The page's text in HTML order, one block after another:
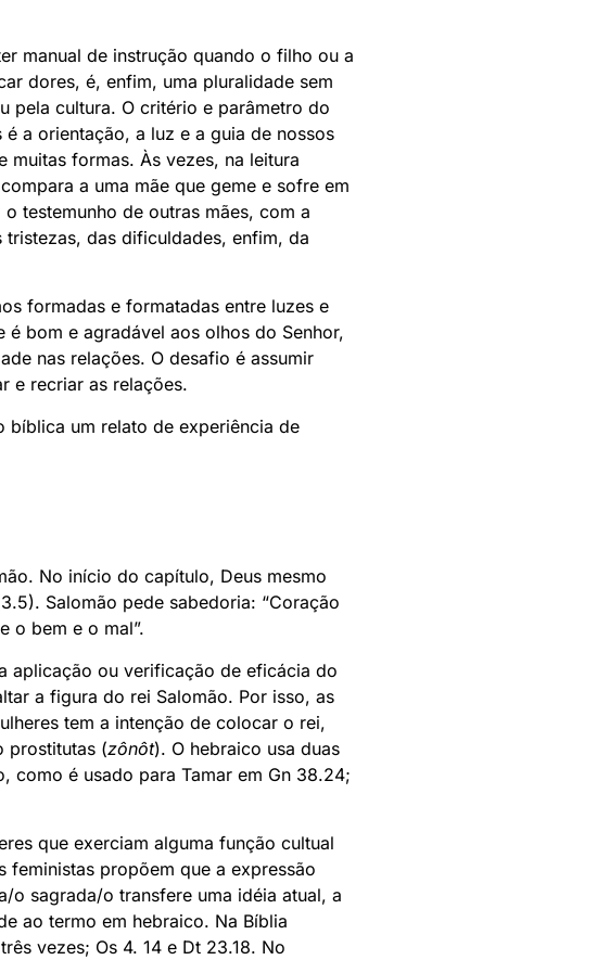
manual de instrução quando o filho ou a
dores, é, enfim, uma pluralidade sem
pela cultura. O critério e parâmetro do
a orientação, a luz e a guia de nossos
muitas formas. Às vezes, na leitura
a uma mãe que geme e sofre em
testemunho de outras mães, com a
das dificuldades, enfim, da
formadas e formatadas entre luzes e
bom e agradável aos olhos do Senhor,
nas relações. O desafio é assumir
e recriar as relações.
bíblica um relato de experiência de
No início do capítulo, Deus mesmo
Salomão pede sabedoria: “Coração
o bem e o mal”.
aplicação ou verificação de eficácia do
a figura do rei Salomão. Por isso, as
tem a intenção de colocar o rei,
prostitutas (zônôt). O hebraico usa duas
como é usado para Tamar em Gn 38.24;
que exerciam alguma função cultual
propõem que a expressão
o sagrada/o transfere uma idéia atual, a
ao termo em hebraico. Na Bíblia
vezes; Os 4. 14 e Dt 23.18. No